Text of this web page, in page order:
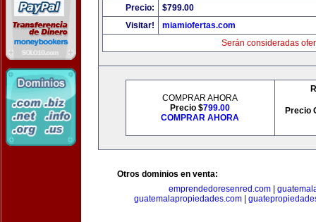
Precio:
$799.00
Visitar!
miamiofertas.com
Serán consideradas
COMPRAR AHORA
Precio $799.00
COMPRAR AHORA
Precio
Otros dominios en venta:
emprendedoresenred.com|
guatemalapropiedades.com|